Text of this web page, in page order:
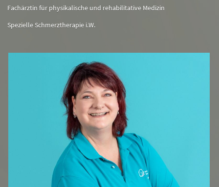
Fachärztin für physikalische und rehabilitative Medizin
Spezielle Schmerztherapie i.W.